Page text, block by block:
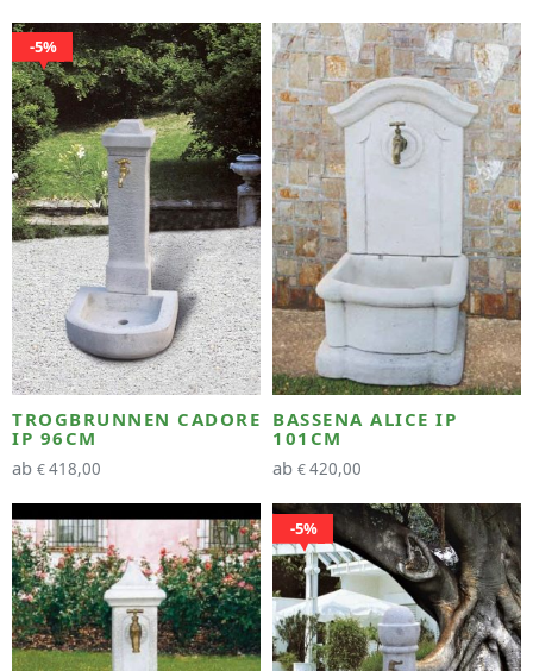
5%
TROGBRUNNEN CADORE
IP 96CM
ab €418,00
BASSENA ALICE IP
101CM
ab €420,00
5%